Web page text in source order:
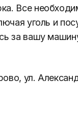
Все
уголь и
за вашу
ул.